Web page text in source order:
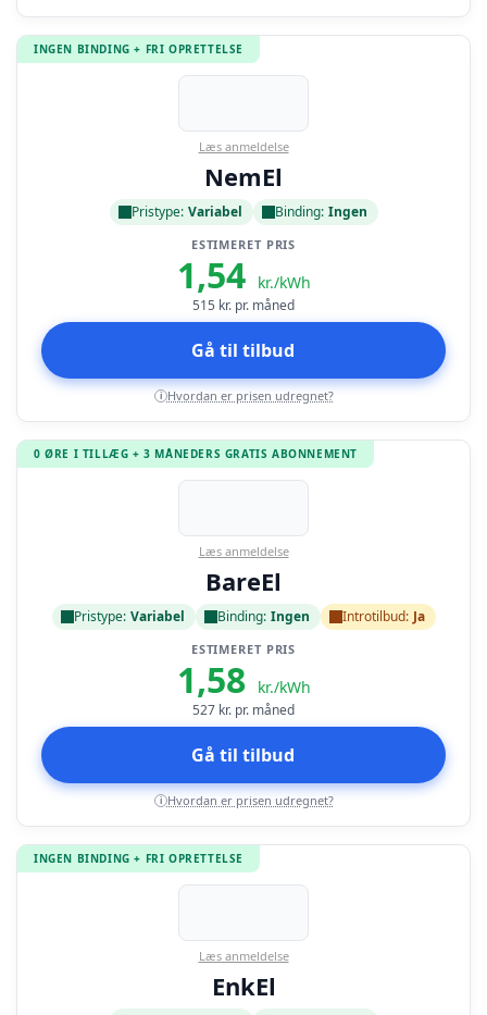
INGEN BINDING + FRI OPRETTELSE
Læs anmeldelse
NemEl
Pristype: Variabel Binding: Ingen
ESTIMERET PRIS
1,54 kr./kWh
515 kr. pr. måned
Gå til tilbud
i Hvordan er prisen udregnet?
0 ØRE I TILLÆG + 3 MÅNEDERS GRATIS ABONNEMENT
Læs anmeldelse
BareEl
Pristype: Variabel Binding: Ingen Introtilbud: Ja
ESTIMERET PRIS
1,58 kr./kWh
527 kr. pr. måned
Gå til tilbud
i Hvordan er prisen udregnet?
INGEN BINDING + FRI OPRETTELSE
Læs anmeldelse
EnkEl